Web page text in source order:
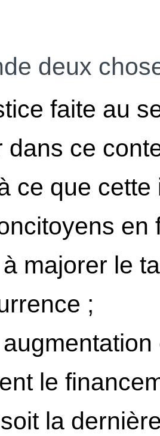
deux
faite au
dans ce
ce que
en
majorer le
;
le
la